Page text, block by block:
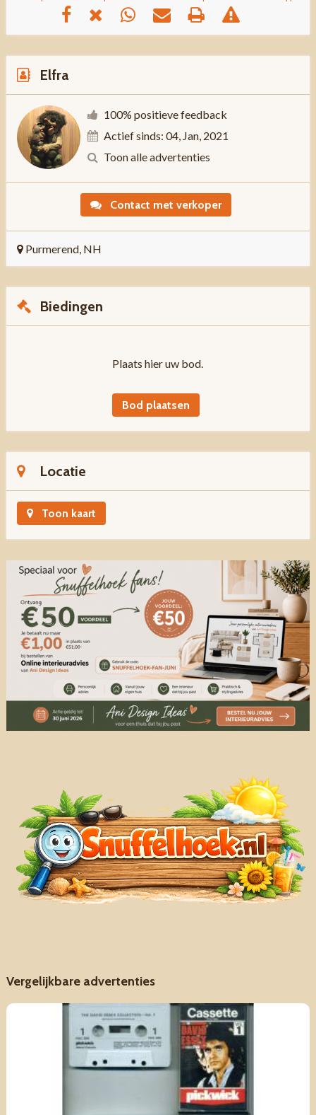
Elfra
100% positieve feedback
Actief sinds: 04, Jan, 2021
Toon alle advertenties
Contact met verkoper
Purmerend, NH
Biedingen
Plaats hier uw bod.
Bod plaatsen
Locatie
Toon kaart
Vergelijkbare advertenties